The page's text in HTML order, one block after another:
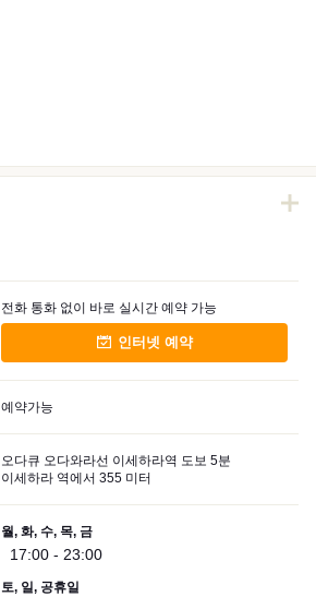
전화 통화 없이 바로 실시간 예약 가능
인터넷 예약
예약가능
오다큐 오다와라선 이세하라역 도보 5분
이세하라 역에서 355 미터
월, 화, 수, 목, 금
17:00 - 23:00
토, 일, 공휴일